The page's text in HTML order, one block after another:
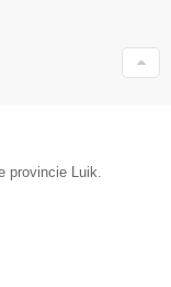
provincie Luik.